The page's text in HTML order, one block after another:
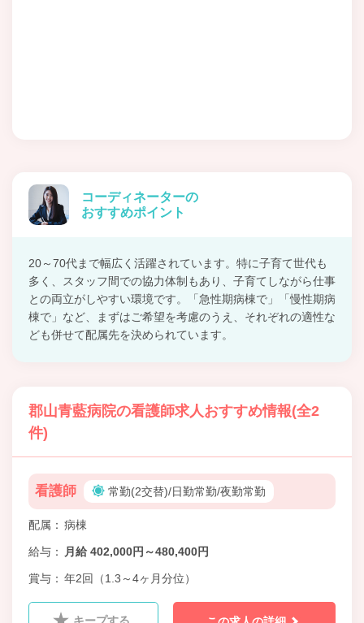
コーディネーターの
おすすめポイント
20～70代まで幅広く活躍されています。特に子育て世代も
多く、スタッフ間での協力体制もあり、子育てしながら仕事
との両立がしやすい環境です。「急性期病棟で」「慢性期病
棟で」など、まずはご希望を考慮のうえ、それぞれの適性な
ども併せて配属先を決められています。
郡山青藍病院の看護師求人おすすめ情報(全2
件)
看護師 常勤(2交替)/日勤常勤/夜勤常勤
配属 病棟
給与 月給 402,000円～480,400円
賞与 年2回（1.3～4ヶ月分位）